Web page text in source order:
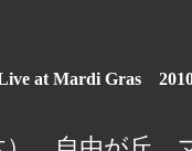
at Mardi Gras